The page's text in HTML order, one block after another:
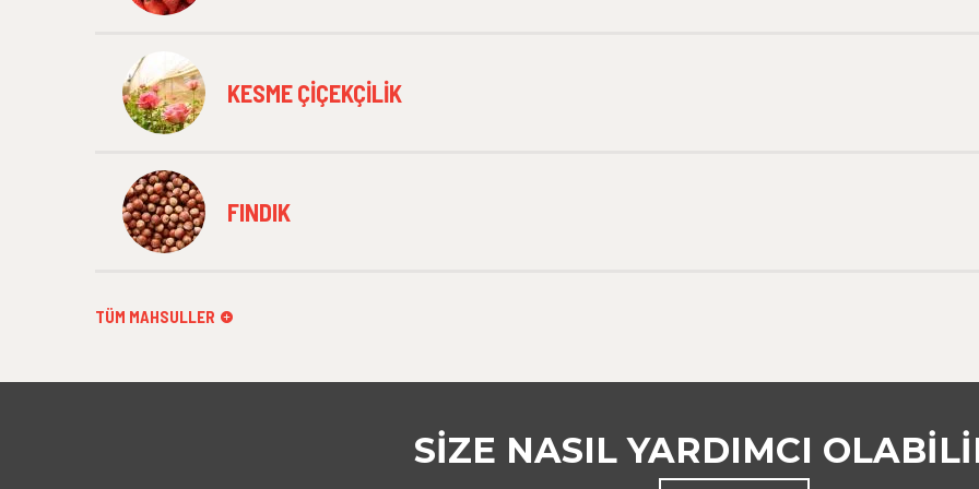
KESME ÇIÇEKÇILIK
FINDIK
TÜM MAHSULLER
SIZE NASIL YARDIMCI